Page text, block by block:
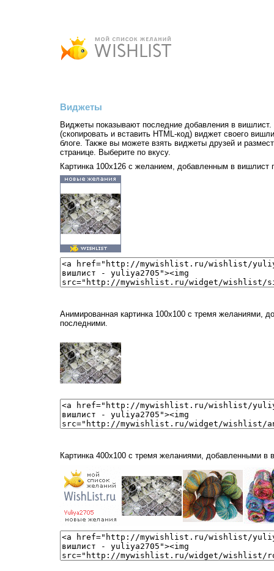
Виджеты
Виджеты показывают последние добавления в
(скопировать и вставить HTML-код) виджет своего
блоге. Также вы можете взять виджеты друзей и
странице. Выберите по вкусу.
Картинка 100x126 с желанием, добавленным в вишлист
Анимированная картинка 100x100 с тремя желаниями,
последними.
Картинка 400x100 с тремя желаниями, добавленными в